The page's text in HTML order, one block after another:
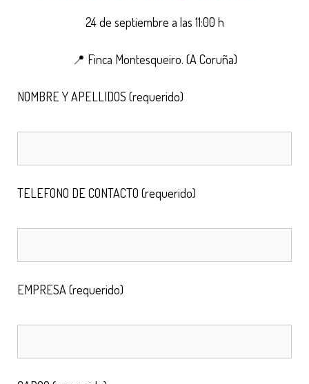
24 de septiembre a las 11:00 h
📍 Finca Montesqueiro. (A Coruña)
NOMBRE Y APELLIDOS (requerido)
TELEFONO DE CONTACTO (requerido)
EMPRESA (requerido)